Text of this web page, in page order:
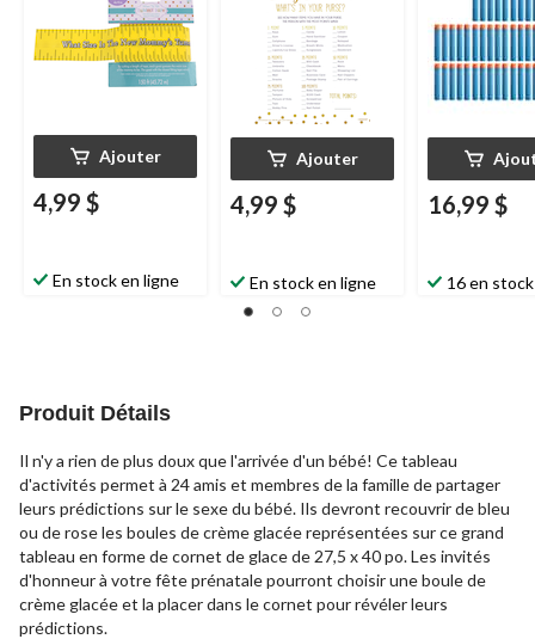
Ajouter
4,99 $
En stock en ligne
Ajouter
4,99 $
En stock en ligne
16,99 $
16 en stock
Produit Détails
Il n'y a rien de plus doux que l'arrivée d'un bébé! Ce tableau
d'activités permet à 24 amis et membres de la famille de partager
leurs prédictions sur le sexe du bébé. Ils devront recouvrir de bleu
ou de rose les boules de crème glacée représentées sur ce grand
tableau en forme de cornet de glace de 27,5 x 40 po. Les invités
d'honneur à votre fête prénatale pourront choisir une boule de
crème glacée et la placer dans le cornet pour révéler leurs
prédictions.